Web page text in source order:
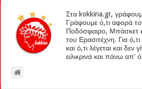
Στα kokkina.gr,
Γράφουμε ό,τι αφορά
Ποδόσφαιρο, Μπάσκετ
του Ερασιτέχνη. Για ό,τι
και ό,τι λέγεται και δεν
ειλικρινά και πάνω απ'